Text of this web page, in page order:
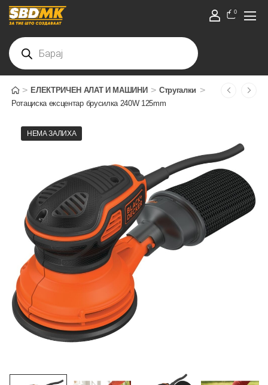
0
> ЕЛЕКТРИЧЕН АЛАТ И МАШИНИ > Стругалки >
Ротациска ексцентар брусилка 240W 125mm
НЕМА ЗАЛИХА